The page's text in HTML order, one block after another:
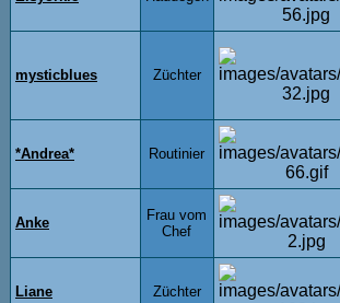
mysticblues Züchter
*Andrea* Routinier
Anke
Frau vom
Chef
Liane Züchter